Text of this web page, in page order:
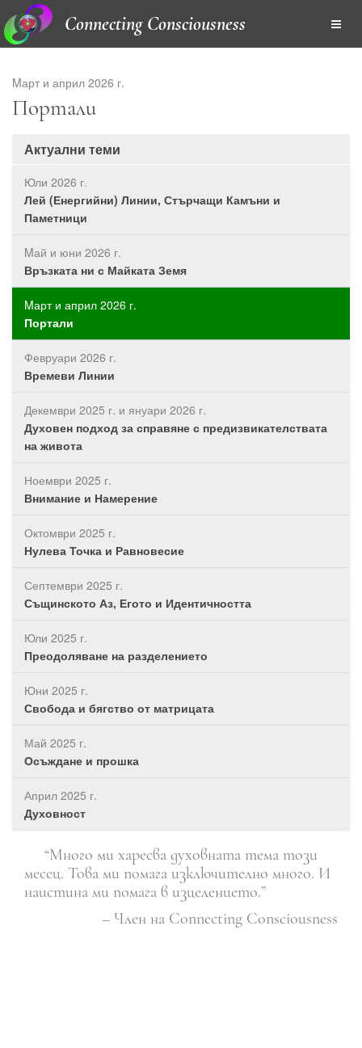
Connecting Consciousness
Mарт и април 2026 г.
Портали
Актуални теми
Юли 2026 г.
Лей (Енергийни) Линии, Стърчащи Камъни и
Паметници
Mай и юни 2026 г.
Връзката ни с Майката Земя
Mарт и април 2026 г.
Портали
Февруари 2026 г.
Времеви Линии
Декември 2025 г. и януари 2026 г.
Духовен подход за справяне с предизвикателствата
на живота
Ноември 2025 г.
Внимание и Намерение
Октомври 2025 г.
Нулева Точка и Равновесие
Септември 2025 г.
Същинското Аз, Егото и Идентичността
Юли 2025 г.
Преодоляване на разделението
Юни 2025 г.
Свобода и бягство от матрицата
Май 2025 г.
Осъждане и прошка
Април 2025 г.
Духовност
“Много ми харесва духовната тема този
месец. Това ми помага изключително много. И
наистина ми помага в изцелението.”
– Член на Connecting Consciousness